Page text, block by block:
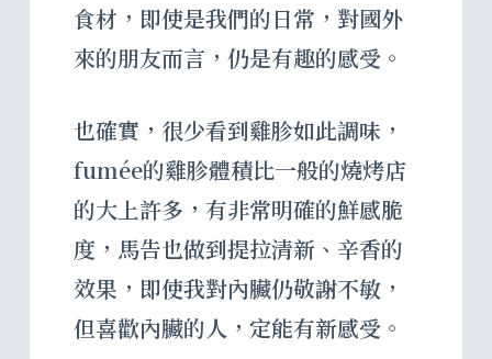
食材，即使是我們的日常，對國外
來的朋友而言，仍是有趣的感受。
也確實，很少看到雞胗如此調味，
fumée的雞胗體積比一般的燒烤店
的大上許多，有非常明確的鮮感脆
度，馬告也做到提拉清新、辛香的
效果，即使我對內臟仍敬謝不敏，
但喜歡內臟的人，定能有新感受。